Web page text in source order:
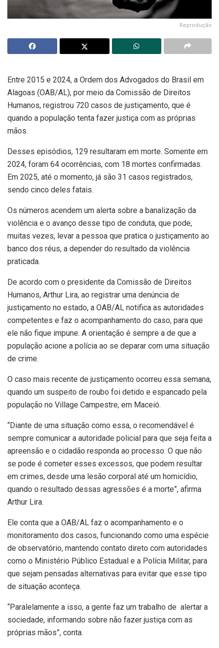
Reprodução
Entre 2015 e 2024, a Ordem dos Advogados do Brasil em
Alagoas (OAB/AL), por meio da Comissão de Direitos
Humanos, registrou 720 casos de justiçamento, que é
quando a população tenta fazer justiça com as próprias
mãos.
Desses episódios, 129 resultaram em morte. Somente em
2024, foram 64 ocorrências, com 18 mortes confirmadas.
Em 2025, até o momento, já são 31 casos registrados,
sendo cinco deles fatais.
Os números acendem um alerta sobre a banalização da
violência e o avanço desse tipo de conduta, que pode,
muitas vezes, levar a pessoa que pratica o justiçamento ao
banco dos réus, a depender do resultado da violência
praticada.
De acordo com o presidente da Comissão de Direitos
Humanos, Arthur Lira, ao registrar uma denúncia de
justiçamento no estado, a OAB/AL notifica as autoridades
competentes e faz o acompanhamento do caso, para que
ele não fique impune. A orientação é sempre a de que a
população acione a polícia ao se deparar com uma situação
de crime.
O caso mais recente de justiçamento ocorreu essa semana,
quando um suspeito de roubo foi detido e espancado pela
população no Village Campestre, em Maceió.
“Diante de uma situação como essa, o recomendável é
sempre comunicar a autoridade policial para que seja feita a
apreensão e o cidadão responda ao processo. O que não
se pode é cometer esses excessos, que podem resultar
em crimes, desde uma lesão corporal até um homicídio,
quando o resultado dessas agressões é a morte”, afirma
Arthur Lira.
Ele conta que a OAB/AL faz o acompanhamento e o
monitoramento dos casos, funcionando como uma espécie
de observatório, mantendo contato direto com autoridades
como o Ministério Público Estadual e a Polícia Militar, para
que sejam pensadas alternativas para evitar que esse tipo
de situação aconteça.
“Paralelamente a isso, a gente faz um trabalho de alertar a
sociedade, informando sobre não fazer justiça com as
próprias mãos”, conta.